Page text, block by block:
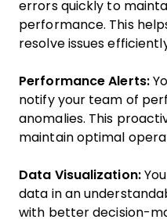
errors quickly to
performance. This
resolve issues
Performance Alerts:
notify your team of
anomalies. This
maintain optimal
Data Visualization:
data in an
with better decision-